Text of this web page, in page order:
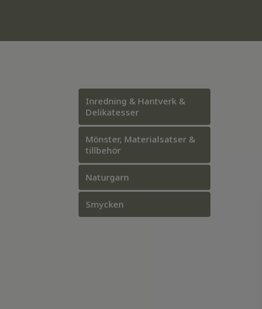
Inredning & Hantverk &
Delikatesser
Mönster, Materialsatser &
tillbehör
Naturgarn
Smycken